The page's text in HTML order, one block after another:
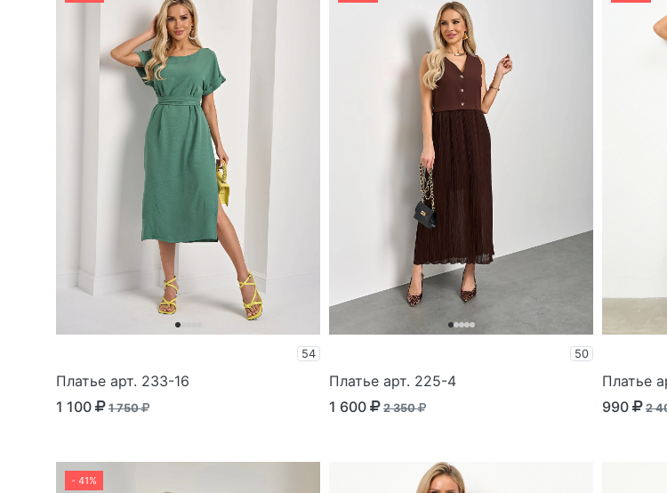
54
Платье арт. 233-16
1 100
1 750
50
Платье арт. 225-4
1 600
2 350
Платье
990
2
- 41%